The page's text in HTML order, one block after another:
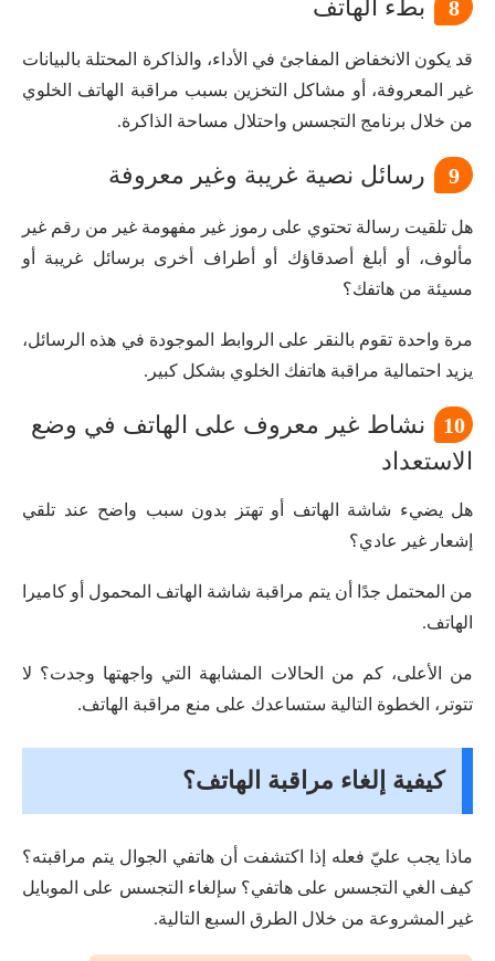
8 بطء الهاتف
قد يكون الانخفاض المفاجئ في الأداء، والذاكرة المحتلة بالبيانات
غير المعروفة، أو مشاكل التخزين بسبب مراقبة الهاتف الخلوي
من خلال برنامج التجسس واحتلال مساحة الذاكرة.
9 رسائل نصية غريبة وغير معروفة
هل تلقيت رسالة تحتوي على رموز غير مفهومة غير من رقم غير
مألوف، أو أبلغ أصدقاؤك أو أطراف أخرى برسائل غريبة أو
مسيئة من هاتفك؟
مرة واحدة تقوم بالنقر على الروابط الموجودة في هذه الرسائل،
يزيد احتمالية مراقبة هاتفك الخلوي بشكل كبير.
10
نشاط غير معروف على الهاتف في وضع
الاستعداد
هل يضيء شاشة الهاتف أو تهتز بدون سبب واضح عند تلقي
إشعار غير عادي؟
من المحتمل جدًا أن يتم مراقبة شاشة الهاتف المحمول أو كاميرا
الهاتف.
من الأعلى، كم من الحالات المشابهة التي واجهتها وجدت؟ لا
تتوتر، الخطوة التالية ستساعدك على منع مراقبة الهاتف.
كيفية إلغاء مراقبة الهاتف؟
ماذا يجب عليّ فعله إذا اكتشفت أن هاتفي الجوال يتم مراقبته؟
كيف الغي التجسس على هاتفي؟ سإلغاء التجسس على الموبايل
غير المشروعة من خلال الطرق السبع التالية.